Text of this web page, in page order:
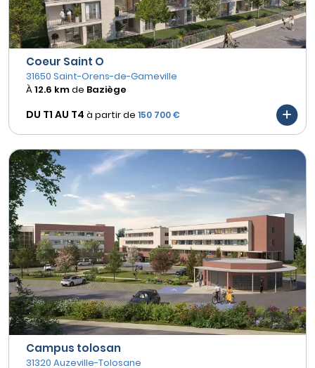
Coeur Saint O
31650 Saint-Orens-de-Gameville
À12.6 kmde Baziège
DU T1 AU T4 à partir de 150 700 €
Campus tolosan
31320 Auzeville-Tolosane